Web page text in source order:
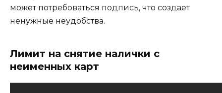
может потребоваться подпись, что создает
ненужные неудобства.
Лимит на снятие налички с
неименных карт